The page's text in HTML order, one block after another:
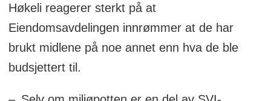
Høkeli reagerer sterkt på at
Eiendomsavdelingen innrømmer at de har
brukt midlene på noe annet enn hva de ble
budsjettert til.